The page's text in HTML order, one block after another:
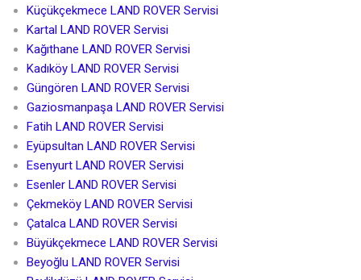
Küçükçekmece LAND ROVER Servisi
Kartal LAND ROVER Servisi
Kağıthane LAND ROVER Servisi
Kadıköy LAND ROVER Servisi
Güngören LAND ROVER Servisi
Gaziosmanpaşa LAND ROVER Servisi
Fatih LAND ROVER Servisi
Eyüpsultan LAND ROVER Servisi
Esenyurt LAND ROVER Servisi
Esenler LAND ROVER Servisi
Çekmeköy LAND ROVER Servisi
Çatalca LAND ROVER Servisi
Büyükçekmece LAND ROVER Servisi
Beyoğlu LAND ROVER Servisi